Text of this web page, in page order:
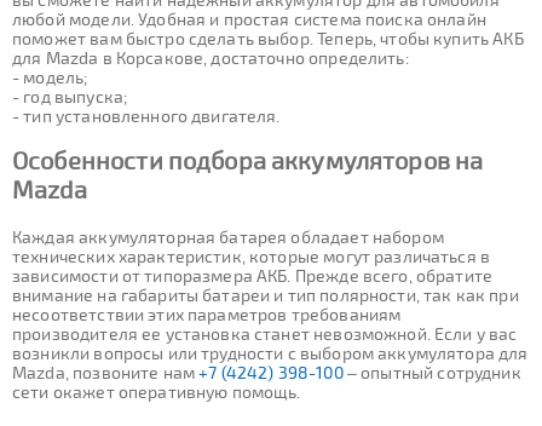
любой модели. Удобная и простая система поиска онлайн
поможет вам быстро сделать выбор. Теперь, чтобы купить АКБ
для Mazda в Корсакове, достаточно определить:
- модель;
- год выпуска;
- тип установленного двигателя.
Особенности подбора аккумуляторов на
Mazda
Каждая аккумуляторная батарея обладает набором
технических характеристик, которые могут различаться в
зависимости от типоразмера АКБ. Прежде всего, обратите
внимание на габариты батареи и тип полярности, так как при
несоответствии этих параметров требованиям
производителя ее установка станет невозможной. Если у вас
возникли вопросы или трудности с выбором аккумулятора для
Mazda, позвоните нам+7 (4242) 398-100– опытный сотрудник
сети окажет оперативную помощь.